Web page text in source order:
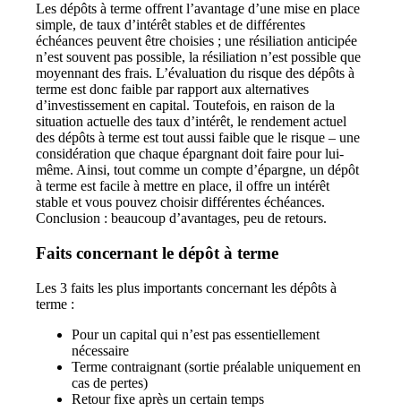
Les dépôts à terme offrent l’avantage d’une mise en place
simple, de taux d’intérêt stables et de différentes
échéances peuvent être choisies ; une résiliation anticipée
n’est souvent pas possible, la résiliation n’est possible que
moyennant des frais. L’évaluation du risque des dépôts à
terme est donc faible par rapport aux alternatives
d’investissement en capital. Toutefois, en raison de la
situation actuelle des taux d’intérêt, le rendement actuel
des dépôts à terme est tout aussi faible que le risque – une
considération que chaque épargnant doit faire pour lui-
même. Ainsi, tout comme un compte d’épargne, un dépôt
à terme est facile à mettre en place, il offre un intérêt
stable et vous pouvez choisir différentes échéances.
Conclusion : beaucoup d’avantages, peu de retours.
Faits concernant le dépôt à terme
Les 3 faits les plus importants concernant les dépôts à
terme :
Pour un capital qui n’est pas essentiellement
nécessaire
Terme contraignant (sortie préalable uniquement en
cas de pertes)
Retour fixe après un certain temps